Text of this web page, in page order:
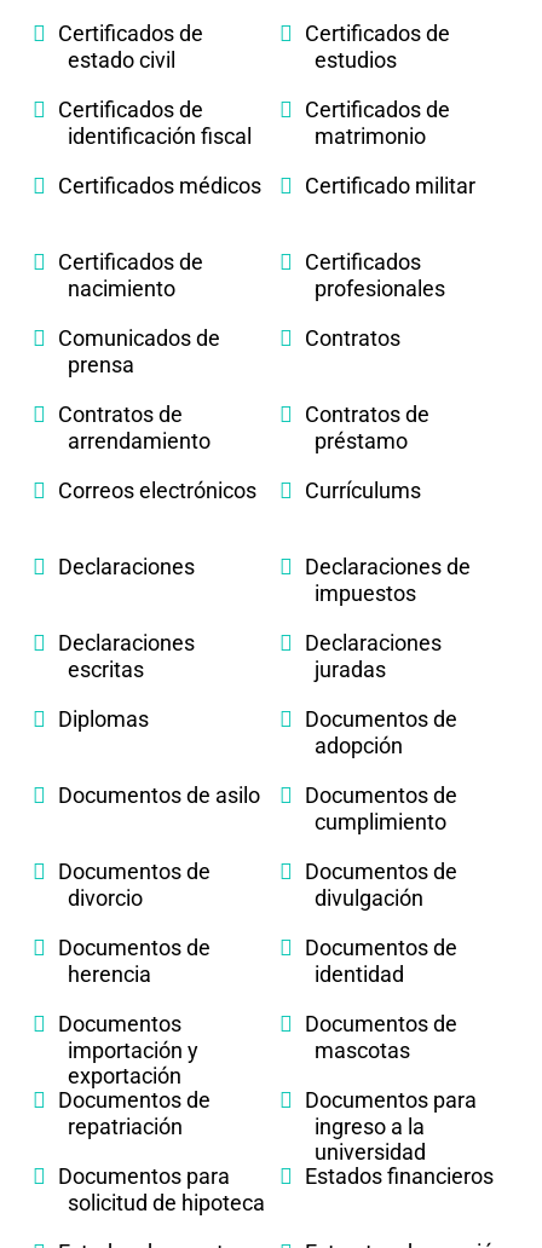
Certificados de
estado civil
Certificados de
estudios
Certificados de
identificación fiscal
Certificados de
matrimonio
Certificados médicos
Certificado militar
Certificados de
nacimiento
Certificados
profesionales
Comunicados de
prensa
Contratos
Contratos de
arrendamiento
Contratos de
préstamo
Correos electrónicos
Currículums
Declaraciones
Declaraciones de
impuestos
Declaraciones
escritas
Declaraciones
juradas
Diplomas
Documentos de
adopción
Documentos de asilo
Documentos de
cumplimiento
Documentos de
divorcio
Documentos de
divulgación
Documentos de
herencia
Documentos de
identidad
Documentos
importación y
exportación
Documentos de
mascotas
Documentos de
repatriación
Documentos para
ingreso a la
universidad
Documentos para
solicitud de hipoteca
Estados financieros